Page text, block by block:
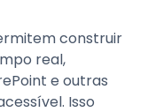
construir
real,
e outras
Isso